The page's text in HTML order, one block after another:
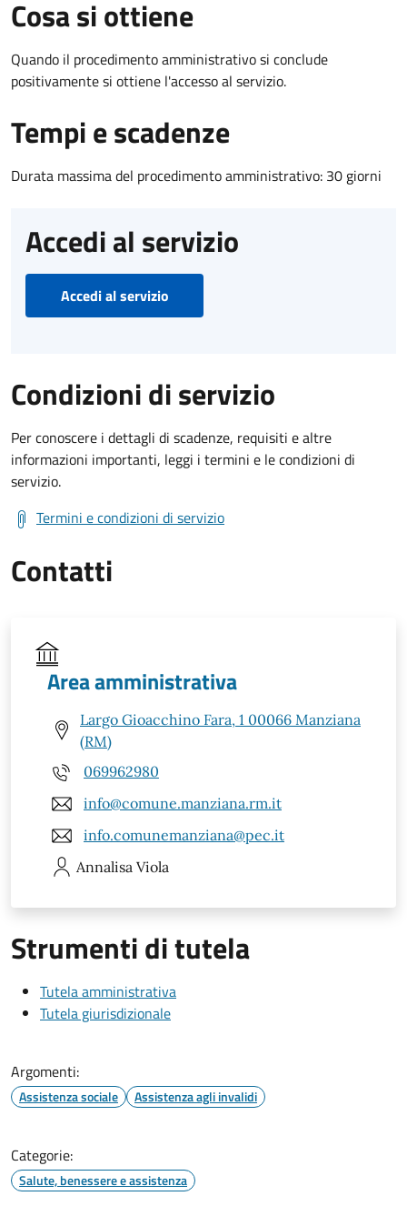
Cosa si ottiene
Quando il procedimento amministrativo si conclude
positivamente si ottiene l'accesso al servizio.
Tempi e scadenze
Durata massima del procedimento amministrativo: 30 giorni
Accedi al servizio
Accedi al servizio
Condizioni di servizio
Per conoscere i dettagli di scadenze, requisiti e altre
informazioni importanti, leggi i termini e le condizioni di
servizio.
Termini e condizioni di servizio
Contatti
Area amministrativa
Largo Gioacchino Fara, 1 00066 Manziana
(RM)
069962980
info@comune.manziana.rm.it
info.comunemanziana@pec.it
Annalisa Viola
Strumenti di tutela
Tutela amministrativa
Tutela giurisdizionale
Argomenti:
Assistenza sociale Assistenza agli invalidi
Categorie:
Salute, benessere e assistenza